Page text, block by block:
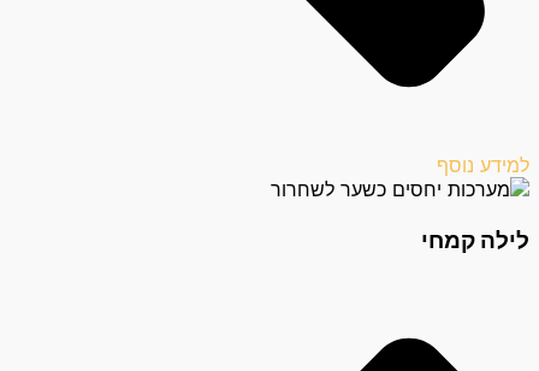
למידע נוסף
לילה קמחי